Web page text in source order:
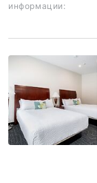
информации: